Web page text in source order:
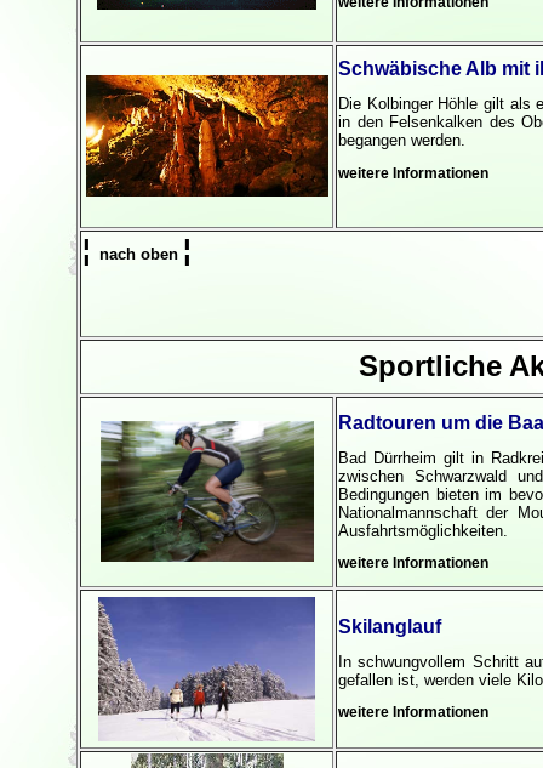
Schwäbische Alb mit
Die Kolbinger Höhle gilt als
in den Felsenkalken des
begangen werden.
weitere Informationen
¦ nach oben ¦
Sportliche
Radtouren um die
Bad Dürrheim gilt in
zwischen Schwarzwald
Bedingungen bieten im
Nationalmannschaft der
Ausfahrtsmöglichkeiten.
weitere Informationen
Skilanglauf
In schwungvollem Schritt
gefallen ist, werden viele
weitere Informationen